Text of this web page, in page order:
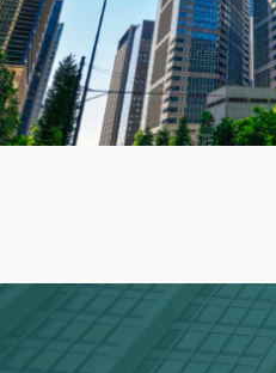
無料講座
コラム
利用者の声
運営会社
ファミリーオフィスとは